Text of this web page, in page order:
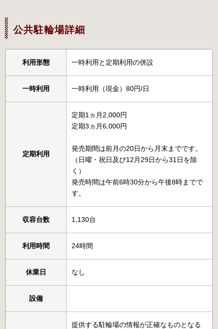
公共駐輪場詳細
利用形態 一時利用と定期利用の併設
一時利用 一時利用（現金）80円/日
定期利用
定期1ヵ月2,000円
定期3ヵ月6,000円
発売期間は前月の20日から月末までです。
（日曜・祝日及び12月29日から31日を除
く）
発売時間は午前6時30分から午後8時までで
す。
収容台数 1,130台
利用時間 24時間
休業日 なし
設備
提供する駐輪場の情報が正確なものとなる